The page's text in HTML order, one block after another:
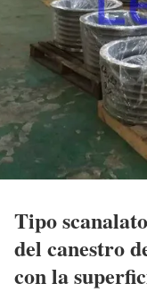
Tipo
del canestro
con la